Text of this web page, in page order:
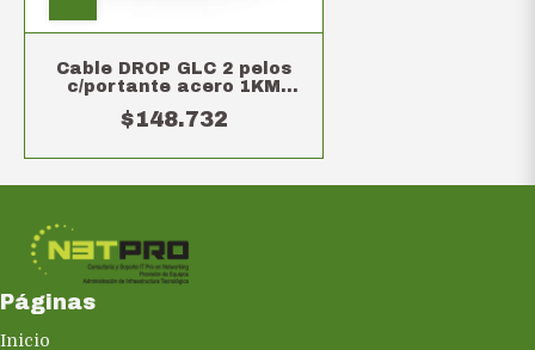
Cable DROP GLC 2 pelos
c/portante acero 1KM
$148.732
Páginas
Inicio